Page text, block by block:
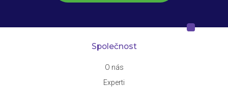
Společnost
O nás
Experti